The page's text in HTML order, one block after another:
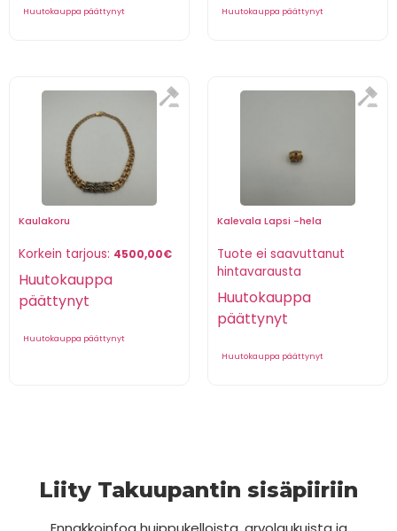
Huutokauppa päättynyt Huutokauppa päättynyt
Kaulakoru
Korkein tarjous: 4500,00€
Huutokauppa
päättynyt
Huutokauppa päättynyt
Kalevala Lapsi -hela
Tuote ei saavuttanut
hintavarausta
Huutokauppa
päättynyt
Huutokauppa päättynyt
Liity Takuupantin sisäpiiriin